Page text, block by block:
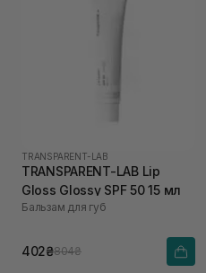
TRANSPARENT-LAB
TRANSPARENT-LAB Lip
Gloss Glossy SPF 50 15 мл
Бальзам для губ
402₴804₴